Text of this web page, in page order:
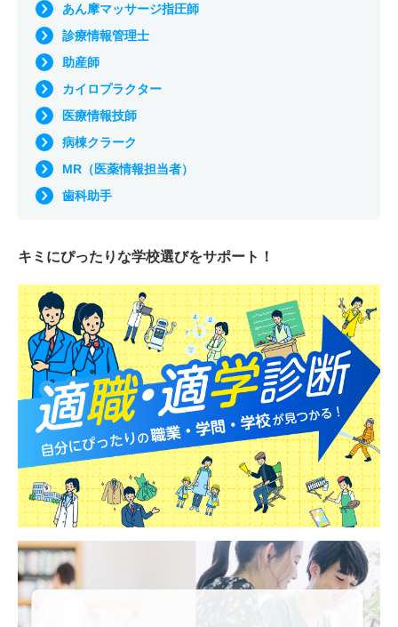
あん摩マッサージ指圧師
診療情報管理士
助産師
カイロプラクター
医療情報技師
病棟クラーク
MR（医薬情報担当者）
歯科助手
キミにぴったりな学校選びをサポート！